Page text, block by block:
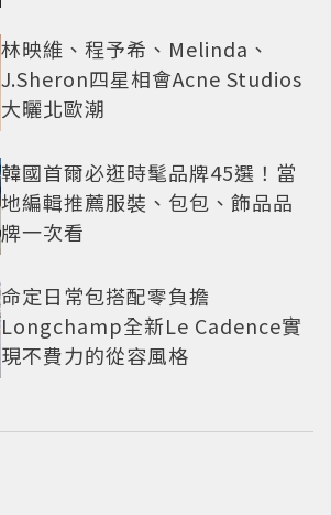
林映維、程予希、Melinda、
J.Sheron四星相會Acne Studios
大曬北歐潮
韓國首爾必逛時髦品牌45選！當
地編輯推薦服裝、包包、飾品品
牌一次看
命定日常包搭配零負擔
Longchamp全新Le Cadence實
現不費力的從容風格